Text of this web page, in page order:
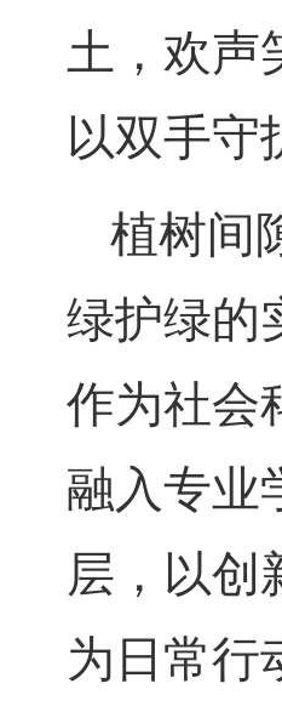
土，欢声
以双手守
植树间
绿护绿的
作为社会
融入专业
层，以创
为日常行